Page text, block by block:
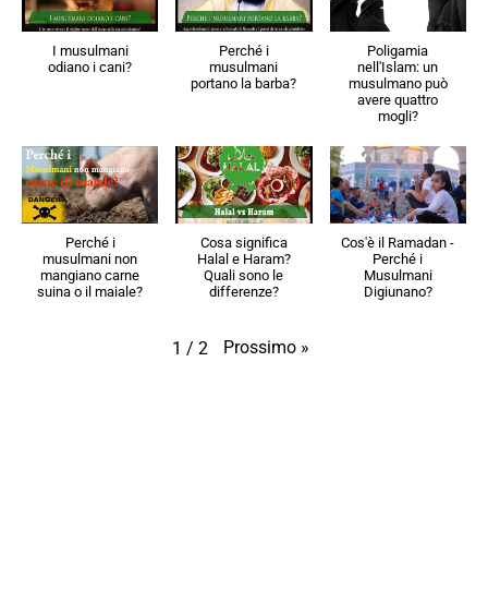
I musulmani
odiano i cani?
Perché i
musulmani
portano la barba?
Poligamia
nell'Islam: un
musulmano può
avere quattro
mogli?
Perché i
musulmani non
mangiano carne
suina o il maiale?
Cosa significa
Halal e Haram?
Quali sono le
differenze?
Cos'è il Ramadan -
Perché i
Musulmani
Digiunano?
1 / 2 Prossimo »